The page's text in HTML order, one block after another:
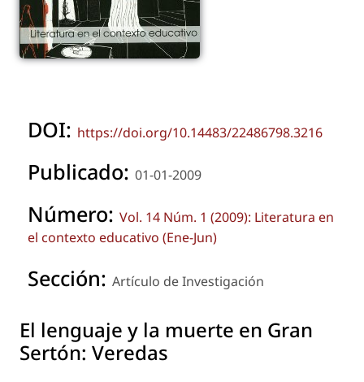
DOI: https://doi.org/10.14483/22486798.3216
Publicado: 01-01-2009
Número: Vol. 14 Núm. 1 (2009): Literatura en
el contexto educativo (Ene-Jun)
Sección: Artículo de Investigación
El lenguaje y la muerte en Gran
Sertón: Veredas